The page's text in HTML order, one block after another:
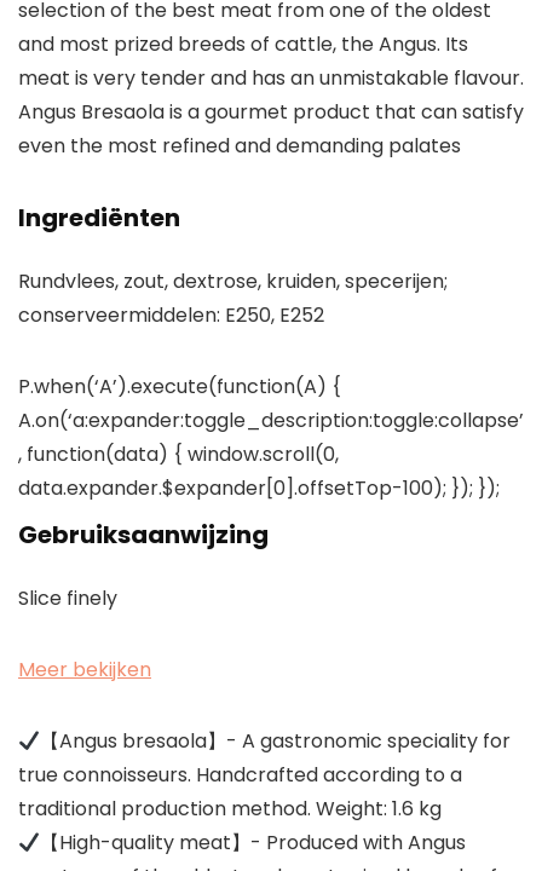
selection of the best meat from one of the oldest
and most prized breeds of cattle, the Angus. Its
meat is very tender and has an unmistakable flavour.
Angus Bresaola is a gourmet product that can satisfy
even the most refined and demanding palates
Ingrediënten
Rundvlees, zout, dextrose, kruiden, specerijen;
conserveermiddelen: E250, E252
P.when(‘A’).execute(function(A) {
A.on(‘a:expander:toggle_description:toggle:collapse’
, function(data) { window.scroll(0,
data.expander.$expander[0].offsetTop-100); }); });
Gebruiksaanwijzing
Slice finely
Meer bekijken
【Angus bresaola】- A gastronomic speciality for
true connoisseurs. Handcrafted according to a
traditional production method. Weight: 1.6 kg
【High-quality meat】- Produced with Angus